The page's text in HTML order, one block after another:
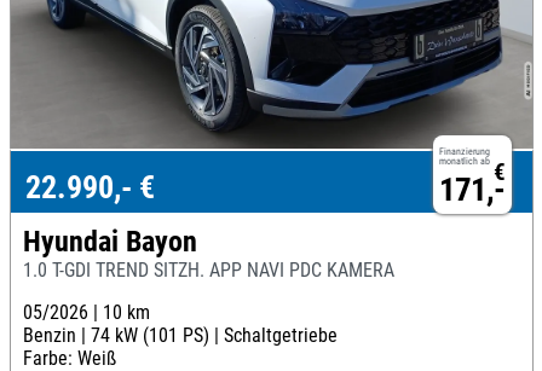
Finanzierung
monatlich ab €
171,-
22.990,- €
Hyundai Bayon
1.0 T-GDI TREND SITZH. APP NAVI PDC KAMERA
05/2026 | 10 km
Benzin | 74 kW (101 PS) | Schaltgetriebe
Farbe: Weiß